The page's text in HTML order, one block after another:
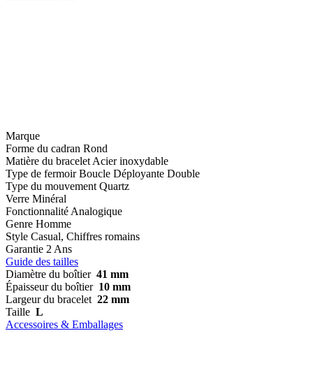
Marque
Forme du cadran Rond
Matière du bracelet Acier inoxydable
Type de fermoir Boucle Déployante Double
Type du mouvement Quartz
Verre Minéral
Fonctionnalité Analogique
Genre Homme
Style Casual, Chiffres romains
Garantie 2 Ans
Guide des tailles
Diamètre du boîtier 41 mm
Épaisseur du boîtier 10 mm
Largeur du bracelet 22 mm
Taille L
Accessoires & Emballages